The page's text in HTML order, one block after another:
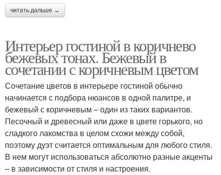
читать дальше →
Интерьер гостиной в коричнево
бежевых тонах. Бежевый в
сочетании с коричневым цветом
Сочетание цветов в интерьере гостиной обычно
начинается с подбора нюансов в одной палитре, и
бежевый с коричневым – один из таких вариантов.
Песочный и древесный или даже в цвете горького, но
сладкого лакомства в целом схожи между собой,
поэтому дуэт считается оптимальным для любого стиля.
В нем могут использоваться абсолютно разные акценты
– в зависимости от стиля и настроения.